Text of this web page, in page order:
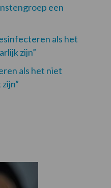
een
als het
zijn”
als het niet